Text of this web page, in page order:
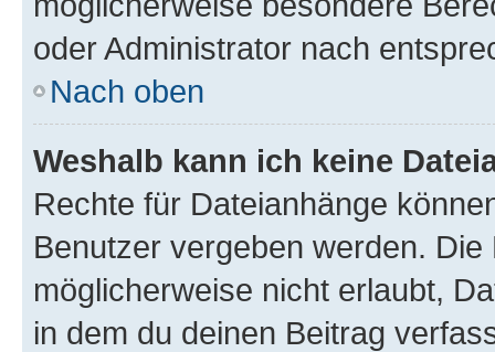
oder Administrator nach
Nach oben
Weshalb kann ich keine
Rechte für Dateianhänge
Benutzer vergeben werden.
möglicherweise nicht erlaubt,
in dem du deinen Beitrag